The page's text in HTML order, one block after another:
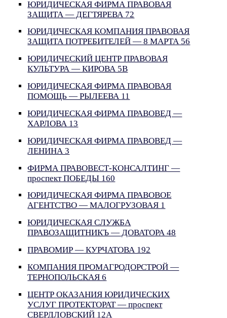
ЮРИДИЧЕСКАЯ ФИРМА ПРАВОВАЯ
ЗАЩИТА — ДЕГТЯРЕВА 72
ЮРИДИЧЕСКАЯ КОМПАНИЯ ПРАВОВАЯ
ЗАЩИТА ПОТРЕБИТЕЛЕЙ — 8 МАРТА 56
ЮРИДИЧЕСКИЙ ЦЕНТР ПРАВОВАЯ
КУЛЬТУРА — КИРОВА 5В
ЮРИДИЧЕСКАЯ ФИРМА ПРАВОВАЯ
ПОМОЩЬ — РЫЛЕЕВА 11
ЮРИДИЧЕСКАЯ ФИРМА ПРАВОВЕД —
ХАРЛОВА 13
ЮРИДИЧЕСКАЯ ФИРМА ПРАВОВЕД —
ЛЕНИНА 3
ФИРМА ПРАВОВЕСТ-КОНСАЛТИНГ —
проспект ПОБЕДЫ 160
ЮРИДИЧЕСКАЯ ФИРМА ПРАВОВОЕ
АГЕНТСТВО — МАЛОГРУЗОВАЯ 1
ЮРИДИЧЕСКАЯ СЛУЖБА
ПРАВОЗАЩИТНИКЪ — ДОВАТОРА 48
ПРАВОМИР — КУРЧАТОВА 192
КОМПАНИЯ ПРОМАГРОДОРСТРОЙ —
ТЕРНОПОЛЬСКАЯ 6
ЦЕНТР ОКАЗАНИЯ ЮРИДИЧЕСКИХ
УСЛУГ ПРОТЕКТОРАТ — проспект
СВЕРДЛОВСКИЙ 12А